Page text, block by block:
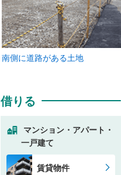
南側に道路がある土地
借りる
マンション・アパート・
一戸建て
賃貸物件